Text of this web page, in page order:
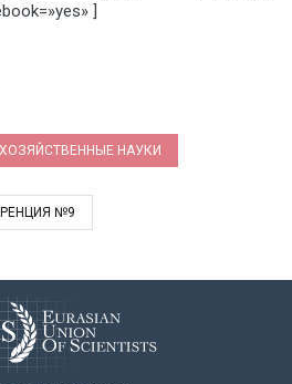
]
НАУКИ
№9